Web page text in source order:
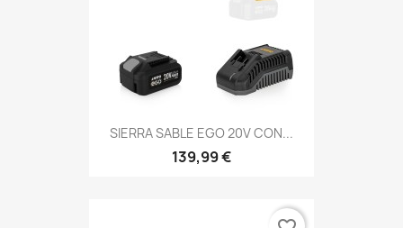
SIERRA SABLE EGO 20V CON...
139,99 €